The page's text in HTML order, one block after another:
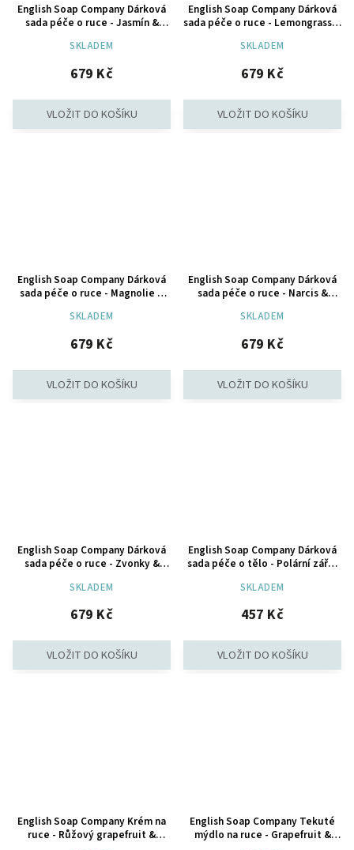
English Soap Company Dárková
sada péče o ruce - Jasmín &
SKLADEM
679 Kč
English Soap Company Dárková
sada péče o ruce - Lemongrass &
SKLADEM
679 Kč
English Soap Company Dárková
sada péče o ruce - Magnolie &
SKLADEM
679 Kč
English Soap Company Dárková
sada péče o ruce - Narcis &
SKLADEM
679 Kč
English Soap Company Dárková
sada péče o ruce - Zvonky &
SKLADEM
679 Kč
English Soap Company Dárková
sada péče o tělo - Polární záře,
SKLADEM
457 Kč
English Soap Company Krém na
ruce - Růžový grapefruit &
English Soap Company Tekuté
mýdlo na ruce - Grapefruit &